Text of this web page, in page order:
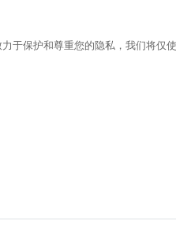
力于保护和尊重您的隐私，我们将仅